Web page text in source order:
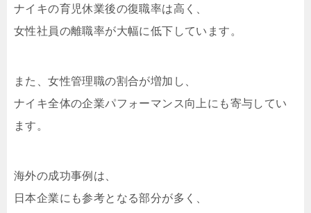
ナイキの育児休業後の復職率は高く、
女性社員の離職率が大幅に低下しています。
また、女性管理職の割合が増加し、
ナイキ全体の企業パフォーマンス向上にも寄与してい
ます。
海外の成功事例は、
日本企業にも参考となる部分が多く、